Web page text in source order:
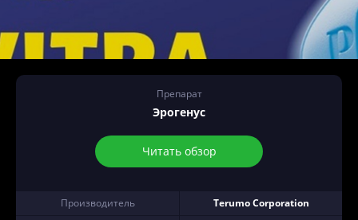
Препарат
Эрогенус
Читать обзор
Производитель
Terumo Corporation